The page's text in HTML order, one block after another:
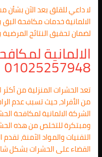
لا داعي للقلق بعد الآن
الالمانية خدمات مكافحة
لضمان تحقيق النتائج
الالمانية
01025257948
تعد الحشرات المنزلية من
من الأفراد، حيث تسبب عدم
الشركة الالمانية لمكافحة
ومبتكرة للتخلص من هذه
التقنيات والمواد الآمنة،
القضاء على الحشرات بشكل